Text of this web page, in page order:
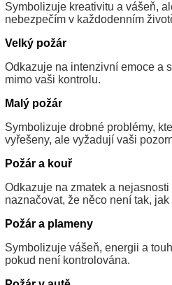
Symbolizuje kreativitu a vášeň,
nebezpečím v každodenním
Velký požár
Odkazuje na intenzivní emoce a
mimo vaši kontrolu.
Malý požár
Symbolizuje drobné problémy,
vyřešeny, ale vyžadují vaši
Požár a kouř
Odkazuje na zmatek a
naznačovat, že něco není tak, jak
Požár a plameny
Symbolizuje vášeň, energii a
pokud není kontrolována.